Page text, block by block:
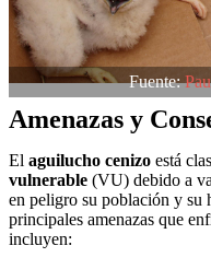
Fuente:
Amenazas y
El aguilucho cenizo está
vulnerable (VU) debido a
en peligro su población y su
principales amenazas que
incluyen: